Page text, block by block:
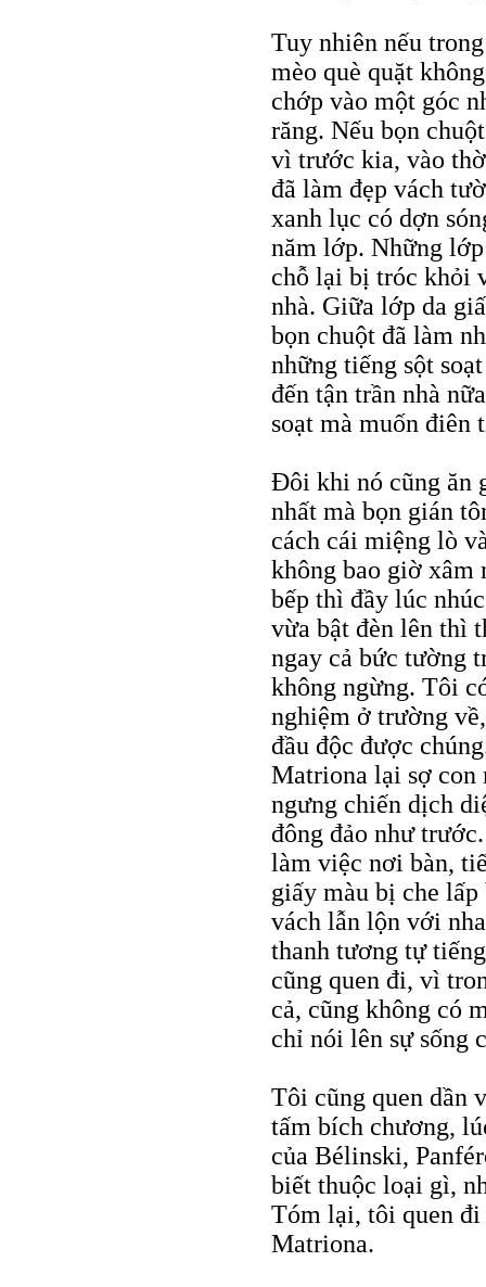
Tuy nhiên nếu
mèo què quặt
chớp vào một góc
răng. Nếu bọn
vì trước kia, vào
đã làm đẹp vách
xanh lục có dợn
năm lớp. Những
chỗ lại bị tróc khỏi
nhà. Giữa lớp da
bọn chuột đã làm
những tiếng sột
đến tận trần nhà
soạt mà muốn điên
Đôi khi nó cũng ăn
nhất mà bọn gián
cách cái miệng lò
không bao giờ xâm
bếp thì đầy lúc
vừa bật đèn lên thì
ngay cả bức tường
không ngừng. Tôi
nghiệm ở trường
đầu độc được
Matriona lại sợ con
ngưng chiến dịch
đông đảo như
làm việc nơi bàn,
giấy màu bị che
vách lẫn lộn với
thanh tương tự
cũng quen đi, vì
cả, cũng không có
chỉ nói lên sự sống
Tôi cũng quen dần
tấm bích chương,
của Bélinski,
biết thuộc loại gì,
Tóm lại, tôi quen
Matriona.